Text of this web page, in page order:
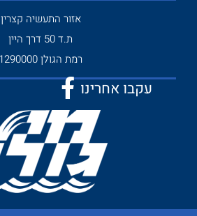
אזור התעשיה קצרין
ת.ד 50 דרך היין
רמת הגולן 1290000
עקבו אחרינו